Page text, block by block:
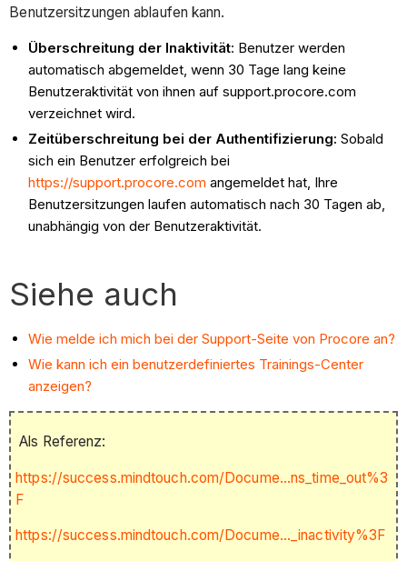
Benutzersitzungen ablaufen kann.
Überschreitung der Inaktivität: Benutzer werden
automatisch abgemeldet, wenn 30 Tage lang keine
Benutzeraktivität von ihnen auf support.procore.com
verzeichnet wird.
Zeitüberschreitung bei der Authentifizierung: Sobald
sich ein Benutzer erfolgreich bei
https://support.procore.com angemeldet hat, Ihre
Benutzersitzungen laufen automatisch nach 30 Tagen ab,
unabhängig von der Benutzeraktivität.
Siehe auch
Wie melde ich mich bei der Support-Seite von Procore an?
Wie kann ich ein benutzerdefiniertes Trainings-Center
anzeigen?
Als Referenz:
https://success.mindtouch.com/Docume...ns_time_out%3
F
https://success.mindtouch.com/Docume..._inactivity%3F